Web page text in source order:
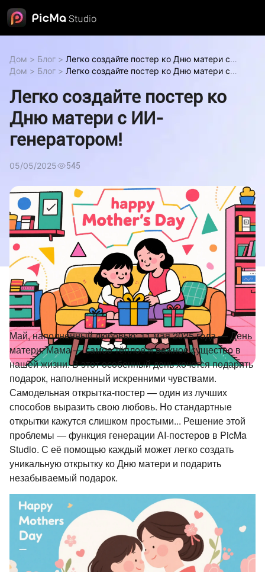
Дом > Блог > Легко создайте постер ко Дню матери с
ИИ-генератором!Легко создайте постер ко Дню матери
Дом > Блог > Легко создайте постер ко Дню матери с
с ИИ-генератором!
Легко создайте постер ко
Дню матери с ИИ-
генератором!
05/05/2025 545
Май, наполненный любовью: 11 мая 2025 года — День
матери. Мама — самое тёплое и важное существо в
нашей жизни. В этот особенный день хочется подарить
подарок, наполненный искренними чувствами.
Самодельная открытка-постер — один из лучших
способов выразить свою любовь. Но стандартные
открытки кажутся слишком простыми... Решение этой
проблемы — функция генерации AI-постеров в PicMa
Studio. С её помощью каждый может легко создать
уникальную открытку ко Дню матери и подарить
незабываемый подарок.